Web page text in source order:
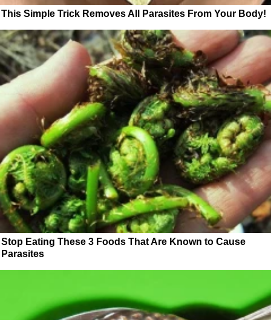
This Simple Trick Removes All Parasites From Your Body!
Stop Eating These 3 Foods That Are Known to Cause
Parasites